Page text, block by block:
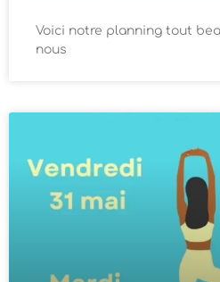
Voici notre planning tout
nous